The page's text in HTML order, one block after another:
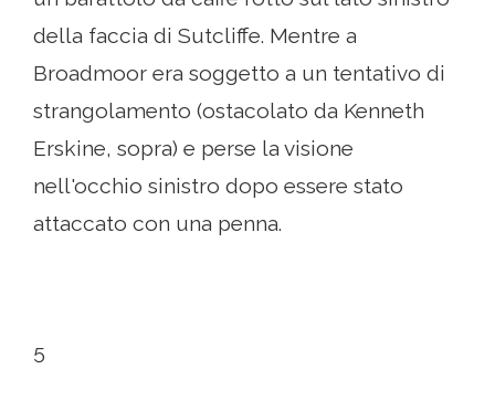
della faccia di Sutcliffe. Mentre a
Broadmoor era soggetto a un tentativo di
strangolamento (ostacolato da Kenneth
Erskine, sopra) e perse la visione
nell'occhio sinistro dopo essere stato
attaccato con una penna.
5